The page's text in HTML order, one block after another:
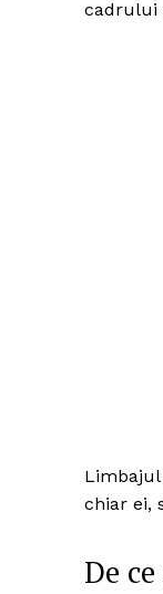
cadrului
chiar ei,
De